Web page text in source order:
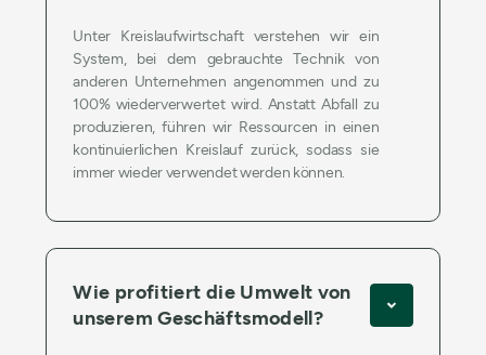
Unter Kreislaufwirtschaft verstehen wir ein
System, bei dem gebrauchte Technik von
anderen Unternehmen angenommen und zu
100% wiederverwertet wird. Anstatt Abfall zu
produzieren, führen wir Ressourcen in einen
kontinuierlichen Kreislauf zurück, sodass sie
immer wieder verwendet werden können.
Wie profitiert die Umwelt von
unserem Geschäftsmodell?